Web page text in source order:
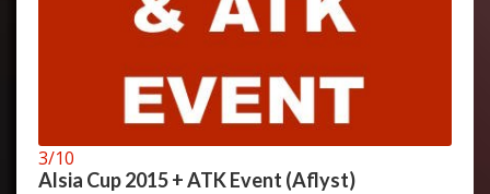
3/10
Alsia Cup 2015 + ATK Event (Aflyst)